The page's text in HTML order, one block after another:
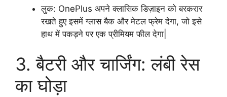
लुक: OnePlus अपने क्लासिक डिज़ाइन को बरकरार
रखते हुए इसमें ग्लास बैक और मेटल फ्रेम देगा, जो इसे
हाथ में पकड़ने पर एक प्रीमियम फील देगा|
3. बैटरी और चार्जिंग: लंबी रेस
का घोड़ा